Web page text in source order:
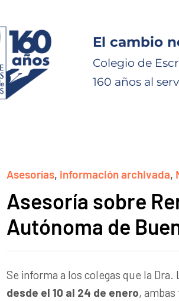
El cambio
Colegio de
160 años al
Asesorías, información archivada,
Asesoría sobre
Autónoma de
Se informa a los colegas que la
desde el 10 al 24 de enero,